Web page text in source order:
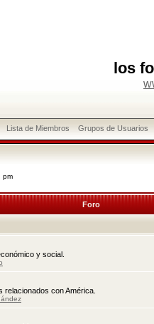
los
Lista de Miembros Grupos de Usuarios
pm
Foro
y social.
con América.